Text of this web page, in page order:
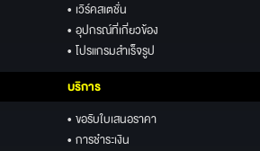
• เวิร์คสเตชั่น
• อุปกรณ์ที่เกี่ยวข้อง
• โปรแกรมสำเร็จรูป
บริการ
• ขอรับใบเสนอราคา
• การชำระเงิน